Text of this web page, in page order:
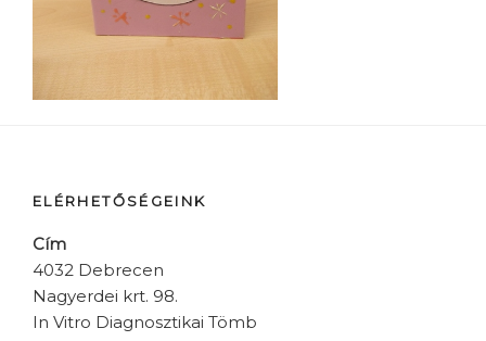
ELÉRHETŐSÉGEINK
Cím
4032 Debrecen
Nagyerdei krt. 98.
In Vitro Diagnosztikai Tömb